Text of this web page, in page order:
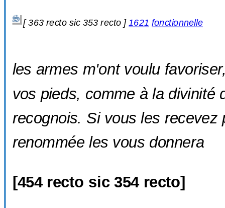
[363 recto sic353 recto ]1621 fonctionnelle
les armes m'ont voulu
vos pieds, comme à la divinité
recognois. Si vous les recevez
renommée les vous donnera
[454 recto sic354 recto]